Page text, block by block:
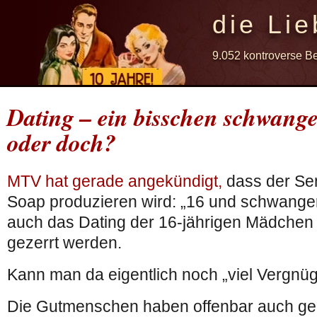
die
9.052 kontroverse
Dating – ein bisschen
oder doch?
MTV hat gerade angekündigt, dass der
Soap produzieren wird: „16 und
auch das Dating der 16-jährigen
gezerrt werden.
Kann man da eigentlich noch „viel
Die Gutmenschen haben offenbar auch